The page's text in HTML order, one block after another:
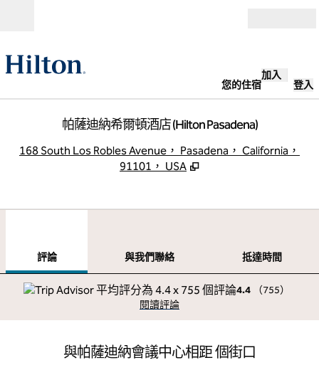
您的住宿
加入
登入
帕薩迪納希爾頓酒店 (Hilton Pasadena)
168 South Los Robles Avenue， Pasadena， California，
91101， USA
評論 與我們聯絡
抵達時間
4.4 （755）
閱讀評論
與帕薩迪納會議中心相距 個街口